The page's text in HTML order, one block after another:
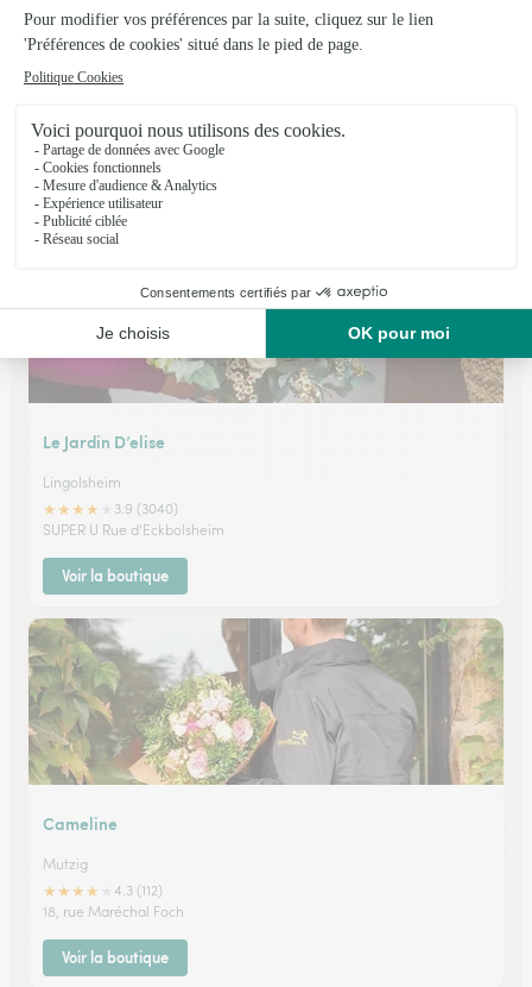
★★ ★★★4.4 (236)
46, route de Paris
Voir la boutique
Le Jardin D’elise
Lingolsheim
★★★★
3.9 (3040)
SUPER U Rue d'Eckbolsheim
Voir la boutique
Cameline
Mutzig
★★★★
4.3 (112)
18, rue Maréchal Foch
Voir la boutique